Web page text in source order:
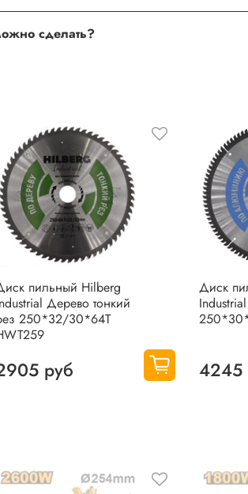
сделать?
и будет полезен другим покупателям.
пильный Hilberg
Дерево тонкий
250*32/30*64Т
руб
Диск
4245